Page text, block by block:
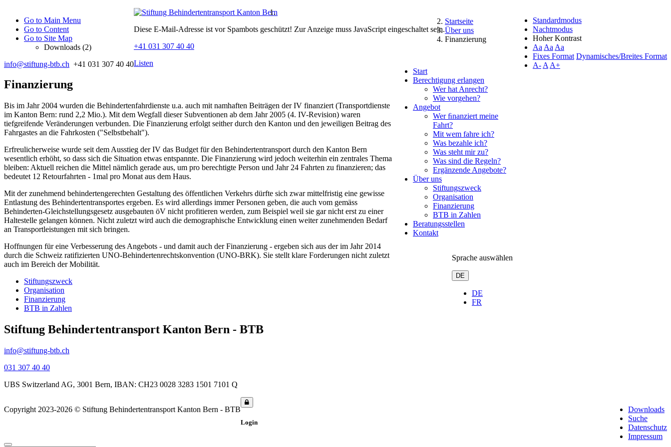
Go to Main Menu
Go to Content
Go to Site Map
Downloads (2)
info@stiftung-btb.ch +41 031 307 40 40
Standardmodus
Nachtmodus
Hoher Kontrast
Aa Aa Aa
Fixes Format Dynamisches/Breites Format
A- A A+
Diese E-Mail-Adresse ist vor Spambots geschützt! Zur Anzeige muss JavaScript eingeschaltet sein.
+41 031 307 40 40
Start
Berechtigung erlangen
Wer hat Anrecht?
Wie vorgehen?
Angebot
Wer ﬁnanziert meine
Fahrt?
Mit wem fahre ich?
Was bezahle ich?
Was steht mir zu?
Was sind die Regeln?
Ergänzende Angebote?
Über uns
Stiftungszweck
Organisation
Finanzierung
BTB in Zahlen
Beratungsstellen
Kontakt
Sprache auswählen
DE
DE
FR
Startseite
Über uns
Finanzierung
Listen
Finanzierung
Bis im Jahr 2004 wurden die Behindertenfahrdienste u.a. auch mit namhaften Beiträgen der IV finanziert (Transportdienste
im Kanton Bern: rund 2,2 Mio.). Mit dem Wegfall dieser Subventionen ab dem Jahr 2005 (4. IV-Revision) waren
tiefgreifende Veränderungen verbunden. Die Finanzierung erfolgt seither durch den Kanton und den jeweiligen Beitrag des
Fahrgastes an die Fahrkosten ("Selbstbehalt").
Erfreulicherweise wurde seit dem Ausstieg der IV das Budget für den Behindertentransport durch den Kanton Bern
wesentlich erhöht, so dass sich die Situation etwas entspannte. Die Finanzierung wird jedoch weiterhin ein zentrales Thema
bleiben: Aktuell reichen die Mittel nämlich gerade aus, um pro berechtigte Person und Jahr 24 Fahrten zu finanzieren; das
bedeutet 12 Retourfahrten - 1mal pro Monat aus dem Haus.
Mit der zunehmend behindertengerechten Gestaltung des öffentlichen Verkehrs dürfte sich zwar mittelfristig eine gewisse
Entlastung des Behindertentransportes ergeben. Es wird allerdings immer Personen geben, die auch vom gemäss
Behinderten-Gleichstellungsgesetz ausgebauten öV nicht profitieren werden, zum Beispiel weil sie gar nicht erst zu einer
Haltestelle gelangen können. Nicht zuletzt wird auch die demographische Entwicklung einen weiter zunehmenden Bedarf
an Transportleistungen mit sich bringen.
Hoffnungen für eine Verbesserung des Angebots - und damit auch der Finanzierung - ergeben sich aus der im Jahr 2014
durch die Schweiz ratifizierten UNO-Behindertenrechtskonvention (UNO-BRK). Sie stellt klare Forderungen nicht zuletzt
auch im Bereich der Mobilität.
Stiftungszweck
Organisation
Finanzierung
BTB in Zahlen
Stiftung Behindertentransport Kanton Bern - BTB
info@stiftung-btb.ch
031 307 40 40
UBS Switzerland AG, 3001 Bern, IBAN: CH23 0028 3283 1501 7101 Q
Copyright 2023-2026 © Stiftung Behindertentransport Kanton Bern - BTB
Downloads
Suche
Datenschutz
Impressum
Login